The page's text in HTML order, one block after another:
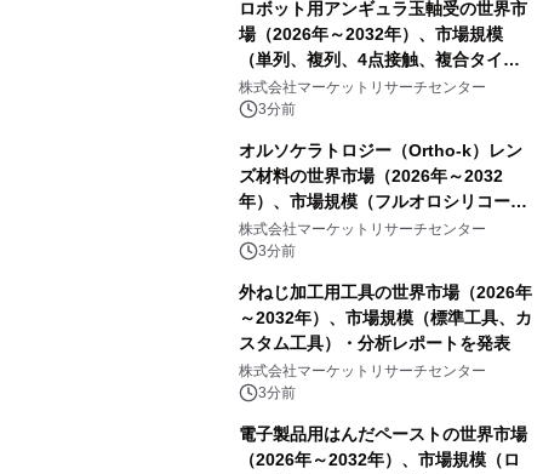
ロボット用アンギュラ玉軸受の世界市
場（2026年～2032年）、市場規模
（単列、複列、4点接触、複合タイ
プ）・分析レポートを発表
株式会社マーケットリサーチセンター
3分前
オルソケラトロジー（Ortho-k）レン
ズ材料の世界市場（2026年～2032
年）、市場規模（フルオロシリコーン
アクリレート、シリコーンアクリレー
ト、その他）・分析レポートを発表
株式会社マーケットリサーチセンター
3分前
外ねじ加工用工具の世界市場（2026年
～2032年）、市場規模（標準工具、カ
スタム工具）・分析レポートを発表
株式会社マーケットリサーチセンター
3分前
電子製品用はんだペーストの世界市場
（2026年～2032年）、市場規模（ロ